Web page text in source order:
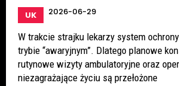
UK 2026-06-29
W trakcie strajku lekarzy system
trybie “awaryjnym”. Dlatego planowe
rutynowe wizyty ambulatoryjne oraz
niezagrażające życiu są przełożone